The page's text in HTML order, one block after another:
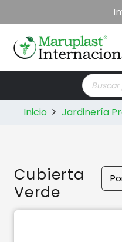
de
Inicio Jardinería
Cubierta
Verde